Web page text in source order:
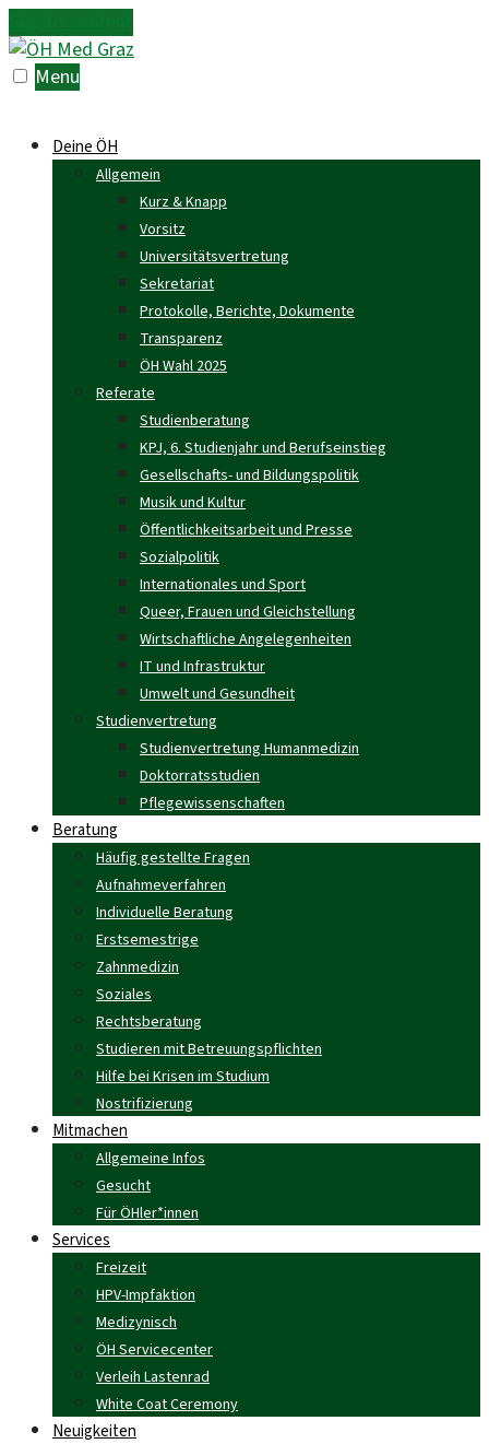
Menu
Deine ÖH
Allgemein
Kurz & Knapp
Vorsitz
Universitätsvertretung
Sekretariat
Protokolle, Berichte, Dokumente
Transparenz
ÖH Wahl 2025
Referate
Studienberatung
KPJ, 6. Studienjahr und Berufseinstieg
Gesellschafts- und Bildungspolitik
Musik und Kultur
Öffentlichkeitsarbeit und Presse
Sozialpolitik
Internationales und Sport
Queer, Frauen und Gleichstellung
Wirtschaftliche Angelegenheiten
IT und Infrastruktur
Umwelt und Gesundheit
Studienvertretung
Studienvertretung Humanmedizin
Doktorratsstudien
Pflegewissenschaften
Beratung
Häufig gestellte Fragen
Aufnahmeverfahren
Individuelle Beratung
Erstsemestrige
Zahnmedizin
Soziales
Rechtsberatung
Studieren mit Betreuungspflichten
Hilfe bei Krisen im Studium
Nostrifizierung
Mitmachen
Allgemeine Infos
Gesucht
Für ÖHler*innen
Services
Freizeit
HPV-Impfaktion
Medizynisch
ÖH Servicecenter
Verleih Lastenrad
White Coat Ceremony
Neuigkeiten